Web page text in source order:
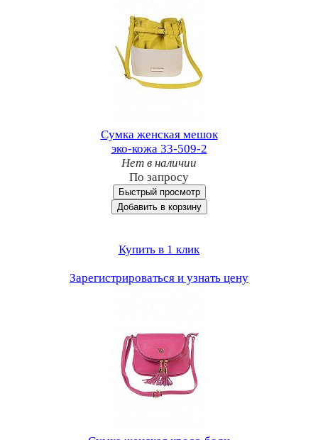
Сумка женская мешок
эко-кожа 33-509-2
Нет в наличии
По запросу
Быстрый просмотр
Добавить в корзину
Купить в 1 клик
Зарегистрироваться и узнать цену